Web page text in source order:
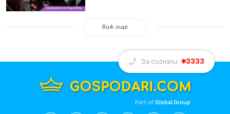
Виж още
За сигнали: 3333
Part ofGlobal Group